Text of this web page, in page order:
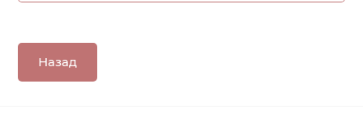
Назад